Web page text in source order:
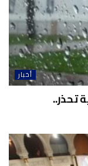
أخبار
تحذر..